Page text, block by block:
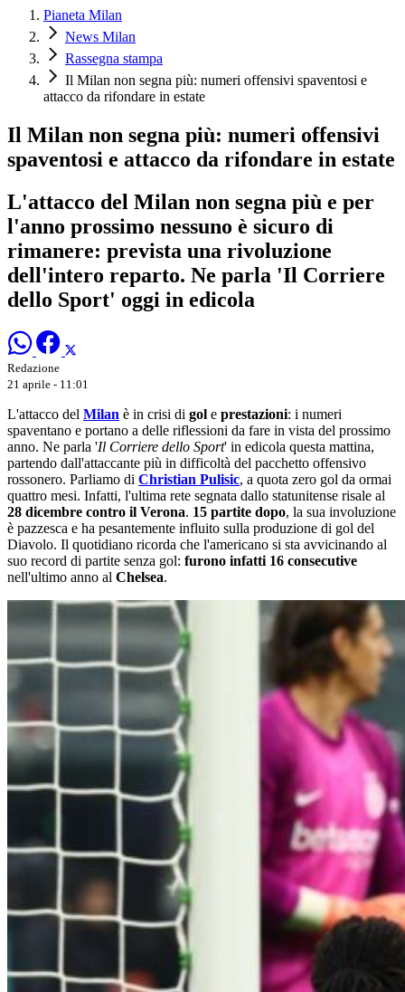
Pianeta Milan
News Milan
Rassegna stampa
Il Milan non segna più: numeri offensivi spaventosi e
attacco da rifondare in estate
Il Milan non segna più: numeri offensivi
spaventosi e attacco da rifondare in estate
L'attacco del Milan non segna più e per
l'anno prossimo nessuno è sicuro di
rimanere: prevista una rivoluzione
dell'intero reparto. Ne parla 'Il Corriere
dello Sport' oggi in edicola
Redazione
21 aprile - 11:01
L'attacco del Milan è in crisi di gol e prestazioni: i numeri
spaventano e portano a delle riflessioni da fare in vista del prossimo
anno. Ne parla 'Il Corriere dello Sport' in edicola questa mattina,
partendo dall'attaccante più in difficoltà del pacchetto offensivo
rossonero. Parliamo di Christian Pulisic, a quota zero gol da ormai
quattro mesi. Infatti, l'ultima rete segnata dallo statunitense risale al
28 dicembre contro il Verona. 15 partite dopo, la sua involuzione
è pazzesca e ha pesantemente influito sulla produzione di gol del
Diavolo. Il quotidiano ricorda che l'americano si sta avvicinando al
suo record di partite senza gol: furono infatti 16 consecutive
nell'ultimo anno al Chelsea.